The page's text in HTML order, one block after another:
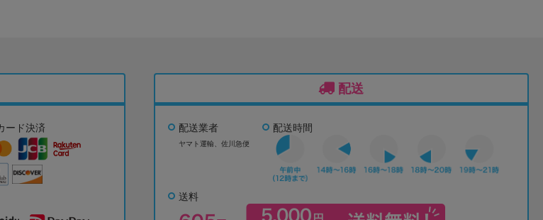
ード決済
配送
配送業者
ヤマト運輸、佐川急便
配送時間
送料